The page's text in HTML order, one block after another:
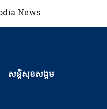
សន្តិសុខសង្គម